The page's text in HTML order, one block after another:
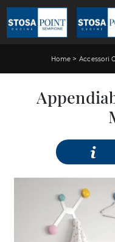
Home > Accessori